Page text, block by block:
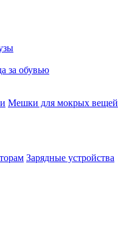
за обувью
Мешки для мокрых вещей
Зарядные устройства